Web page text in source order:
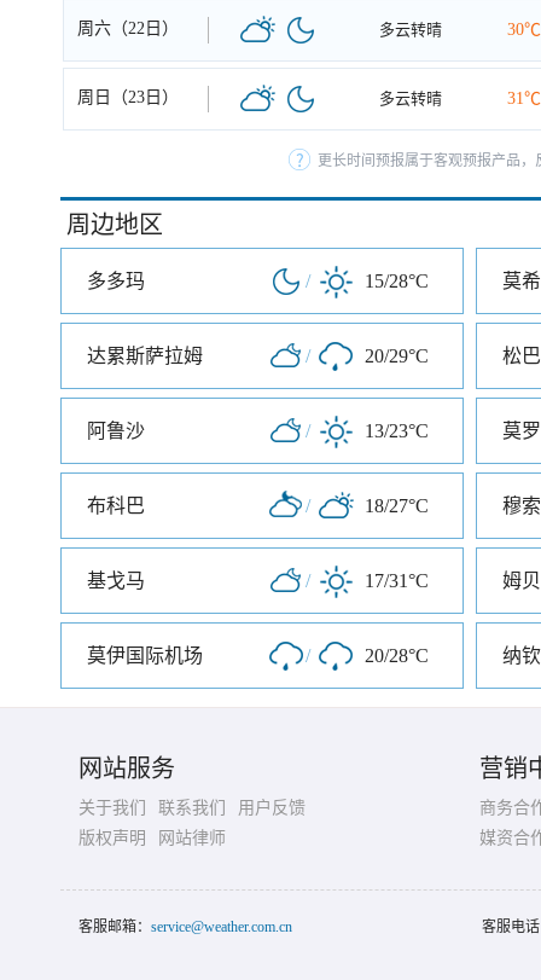
周六（22日） 多云转晴 30℃
周日（23日） 多云转晴 31℃
更长时间预报属于客观预报产品
周边地区
多多玛 / 15/28°C 莫希
达累斯萨拉姆 / 20/29°C 松
阿鲁沙 / 13/23°C 莫
布科巴 / 18/27°C 穆
基戈马 / 17/31°C 姆
莫伊国际机场 / 20/28°C 纳
网站服务
关于我们 联系我们
用户反馈
版权声明
网站律师
营销
商务合
媒资合
客服邮箱： service@weather.com.cn 客服电